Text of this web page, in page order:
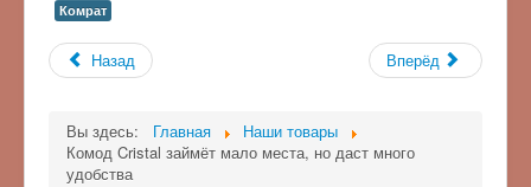
Комрат
Назад Вперёд
Вы здесь: Главная
Наши товары
Комод Cristal займёт мало места, но даст много
удобства